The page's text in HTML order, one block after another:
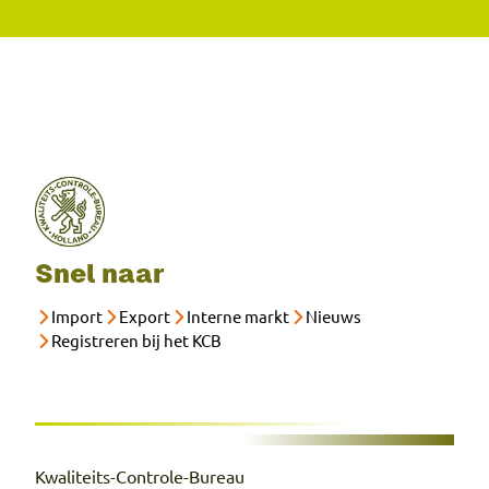
Snel naar
Import Export Interne markt
Nieuws
Registreren bij het KCB
Kwaliteits-Controle-Bureau